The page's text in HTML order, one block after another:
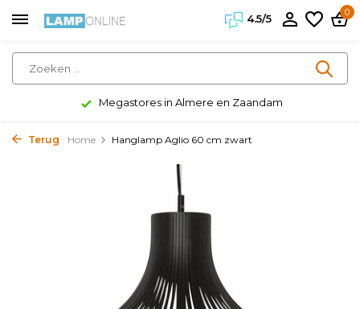
4.5/5
0
Megastores in Almere en Zaandam
Terug Home Hanglamp Aglio 60 cm zwart